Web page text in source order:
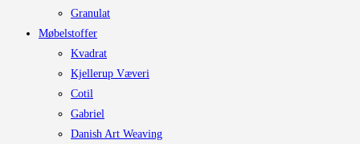
Granulat
Møbelstoffer
Kvadrat
Kjellerup Væveri
Cotil
Gabriel
Danish Art Weaving